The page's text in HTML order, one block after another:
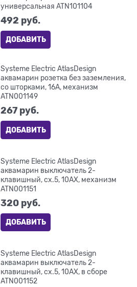
универсальная ATN101104
492 руб.
ДОБАВИТЬ
Systeme Electric AtlasDesign
аквамарин розетка без заземления,
со шторками, 16А, механизм
ATN001149
267 руб.
ДОБАВИТЬ
Systeme Electric AtlasDesign
аквамарин выключатель 2-
клавишный, сх.5, 10АХ, механизм
ATN001151
320 руб.
ДОБАВИТЬ
Systeme Electric AtlasDesign
аквамарин выключатель 2-
клавишный, сх.5, 10АХ, в сборе
ATN001152